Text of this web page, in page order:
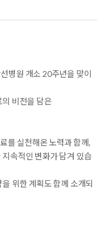
병원 개소 20주년을 맞이
비전을 담은
를 실천해온 노력과 함께,
속적인 변화가 담겨 있습
위한 계획도 함께 소개되